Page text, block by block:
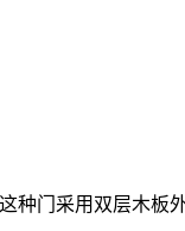
种门采用双层木板